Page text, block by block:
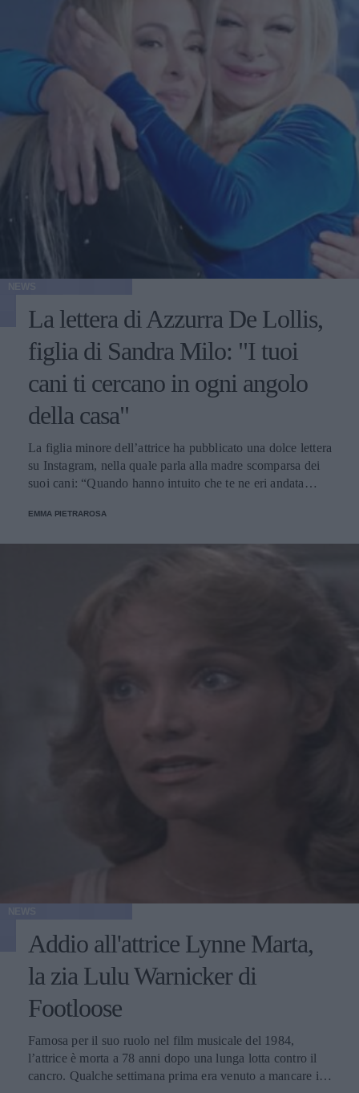
La lettera di Azzurra De Lollis,
figlia di Sandra Milo: "I tuoi
cani ti cercano in ogni angolo
della casa"
La figlia minore dell’attrice ha pubblicato una dolce lettera
su Instagram, nella quale parla alla madre scomparsa dei
suoi cani: “Quando hanno intuito che te ne eri andata
EMMA PIETRAROSA
Addio all'attrice Lynne Marta,
la zia Lulu Warnicker di
Footloose
Famosa per il suo ruolo nel film musicale del 1984,
l’attrice è morta a 78 anni dopo una lunga lotta contro il
cancro. Qualche settimana prima era venuto a mancare il